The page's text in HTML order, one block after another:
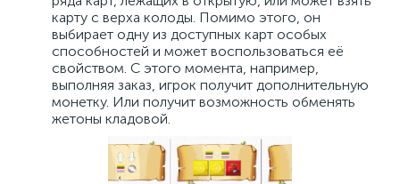
карту с верха колоды. Помимо этого, он
выбирает одну из доступных карт особых
способностей и может воспользоваться её
свойством. С этого момента, например,
выполняя заказ, игрок получит дополнительную
монетку. Или получит возможность обменять
жетоны кладовой.